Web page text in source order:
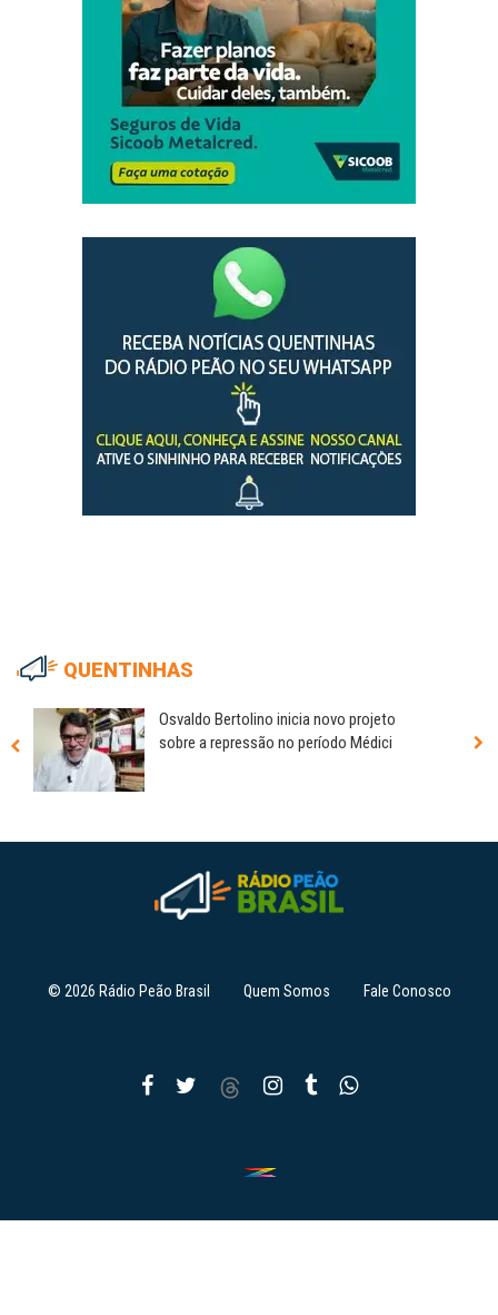
QUENTINHAS
Osvaldo Bertolino inicia novo projeto
sobre a repressão no período Médici
© 2026 Rádio Peão Brasil Quem Somos Fale Conosco